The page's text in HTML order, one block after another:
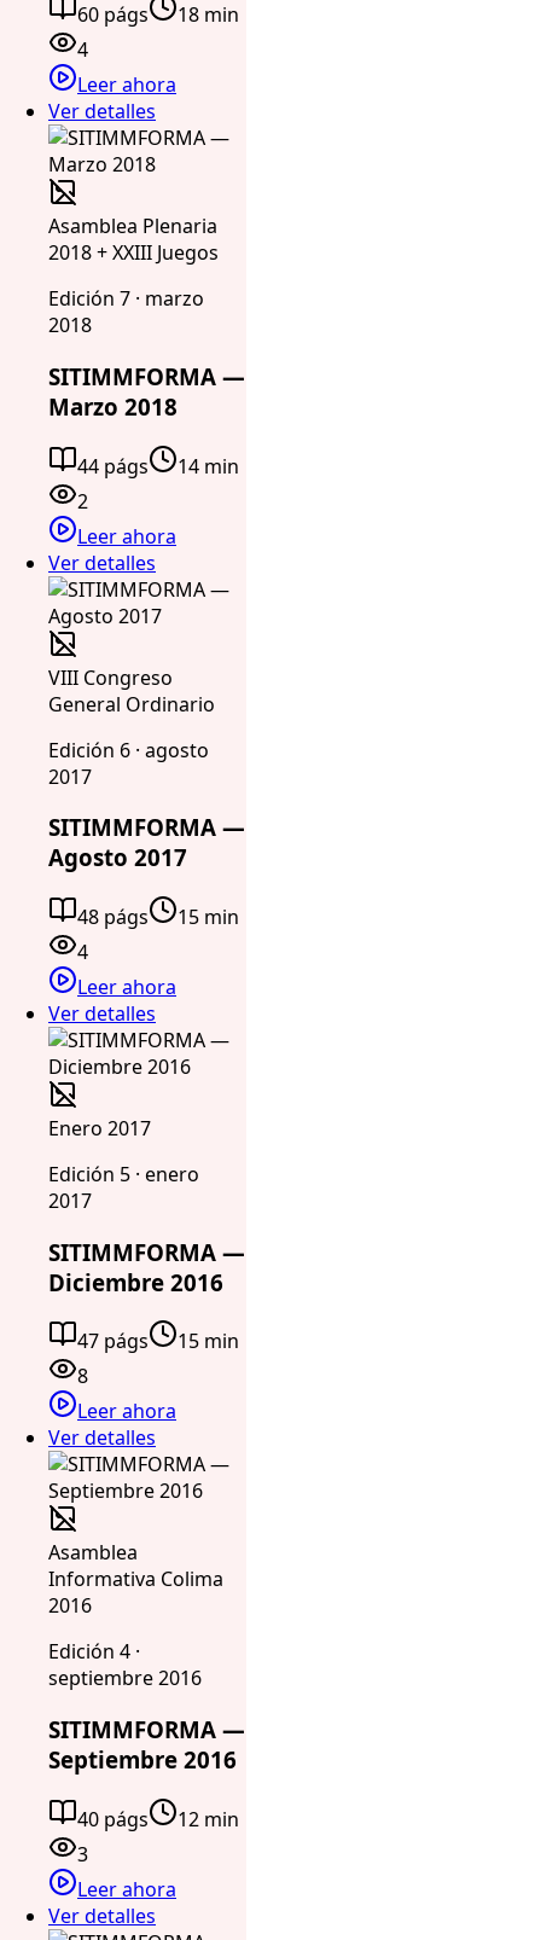
60 págs
18 min
4
Leer ahora
Ver detalles
Asamblea Plenaria
2018 + XXIII Juegos
Edición 7 · marzo
2018
SITIMMFORMA —
Marzo 2018
44 págs
14 min
2
Leer ahora
Ver detalles
VIII Congreso
General Ordinario
Edición 6 · agosto
2017
SITIMMFORMA —
Agosto 2017
48 págs
15 min
4
Leer ahora
Ver detalles
Enero 2017
Edición 5 · enero
2017
SITIMMFORMA —
Diciembre 2016
47 págs
15 min
8
Leer ahora
Ver detalles
Asamblea
Informativa Colima
2016
Edición 4 ·
septiembre 2016
SITIMMFORMA —
Septiembre 2016
40 págs
12 min
3
Leer ahora
Ver detalles